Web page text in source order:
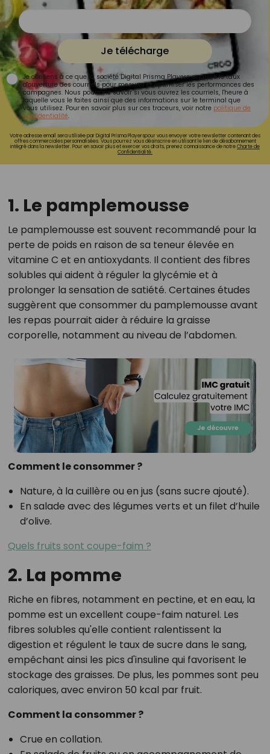
Je télécharge
Je consens à ce que la société Digital Prisma Players analyse le taux
d'ouverture des courriels pour mesurer et optimiser les performances des
campagnes. Nous pourrons savoir si vous ouvrez les courriels, l'heure à
laquelle vous le faites ainsi que des informations sur le terminal que
vous utilisez. Pour en savoir plus sur ces traceurs, voir notre politique de
confidentialité.
Votre adresse email sera utilisée par Digital Prisma Playerspour vous envoyer votre newsletter contenant des
offres commerciales personnalisées. Vous pourrez vous désinscrire en utilisant le lien de désabonnement
intégré dans la newsletter. Pour en savoir plus et exercer vos droits, prenez connaissance de notreCharte de
Confidentialité.
1. Le pamplemousse
Le pamplemousse est souvent recommandé pour la
perte de poids en raison de sa teneur élevée en
vitamine C et en antioxydants. Il contient des fibres
solubles qui aident à réguler la glycémie et à
prolonger la sensation de satiété. Certaines études
suggèrent que consommer du pamplemousse avant
les repas pourrait aider à réduire la graisse
corporelle, notamment au niveau de l’abdomen.
Comment le consommer ?
Nature, à la cuillère ou en jus (sans sucre ajouté).
En salade avec des légumes verts et un filet d’huile
d’olive.
Quels fruits sont coupe-faim ?
2. La pomme
Riche en fibres, notamment en pectine, et en eau, la
pomme est un excellent coupe-faim naturel. Les
fibres solubles qu'elle contient ralentissent la
digestion et régulent le taux de sucre dans le sang,
empêchant ainsi les pics d'insuline qui favorisent le
stockage des graisses. De plus, les pommes sont peu
caloriques, avec environ 50 kcal par fruit.
Comment la consommer ?
Crue en collation.